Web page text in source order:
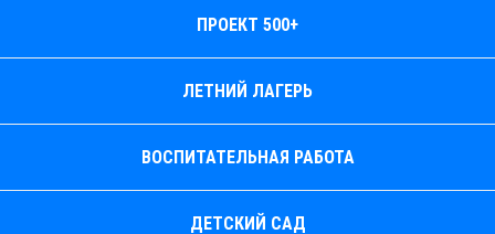
ПРОЕКТ 500+
ЛЕТНИЙ ЛАГЕРЬ
ВОСПИТАТЕЛЬНАЯ РАБОТА
ДЕТСКИЙ САД